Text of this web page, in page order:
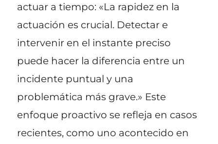
actuar a tiempo: «La rapidez en la
actuación es crucial. Detectar e
intervenir en el instante preciso
puede hacer la diferencia entre un
incidente puntual y una
problemática más grave.» Este
enfoque proactivo se refleja en casos
recientes, como uno acontecido en